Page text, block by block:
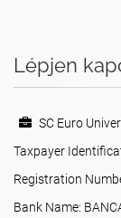
Lépjen
SC Euro
Taxpayer
Registration
Bank Name: